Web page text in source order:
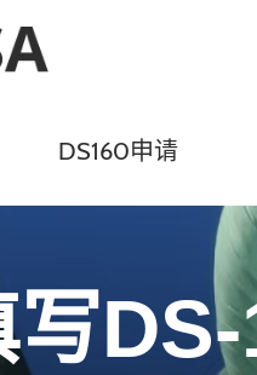
DS160申请